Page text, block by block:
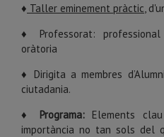
♦ Taller eminement pràctic,
♦ Professorat:
oràtoria
♦ Dirigita a membres
ciutadania.
♦ Programa: Elements
importància no tan sols del